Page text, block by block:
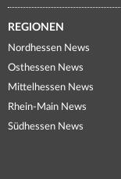
REGIONEN
Nordhessen News
Osthessen News
Mittelhessen News
Rhein-Main News
Südhessen News